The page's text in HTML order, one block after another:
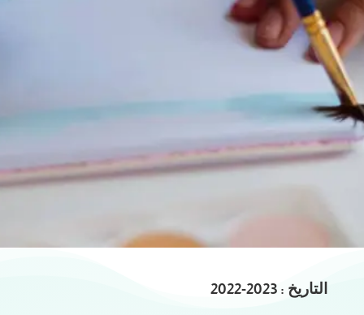
الأطفال
الأنشطة و الأحداث
تتضمن المرحلة أنشطة صفية ولا
صفية
التاريخ : 2023-2022